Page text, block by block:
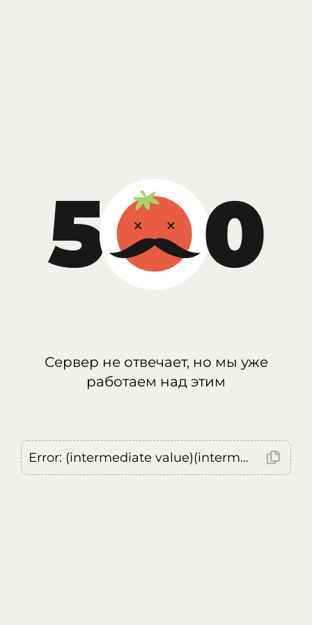
Сервер не отвечает, но мы уже
работаем над этим
Error: (intermediate value)(intermediate value)(intermediate value).replaceAll is not a function